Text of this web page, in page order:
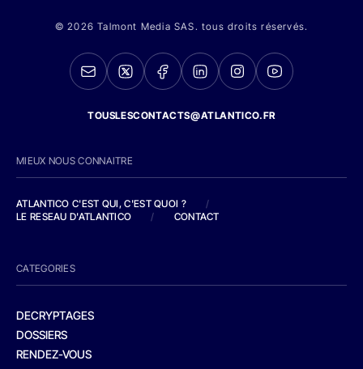
© 2026 Talmont Media SAS. tous droits réservés.
TOUSLESCONTACTS@ATLANTICO.FR
MIEUX NOUS CONNAITRE
ATLANTICO C'EST QUI, C'EST QUOI ?
/
LE RESEAU D'ATLANTICO
/ CONTACT
CATEGORIES
DECRYPTAGES
DOSSIERS
RENDEZ-VOUS